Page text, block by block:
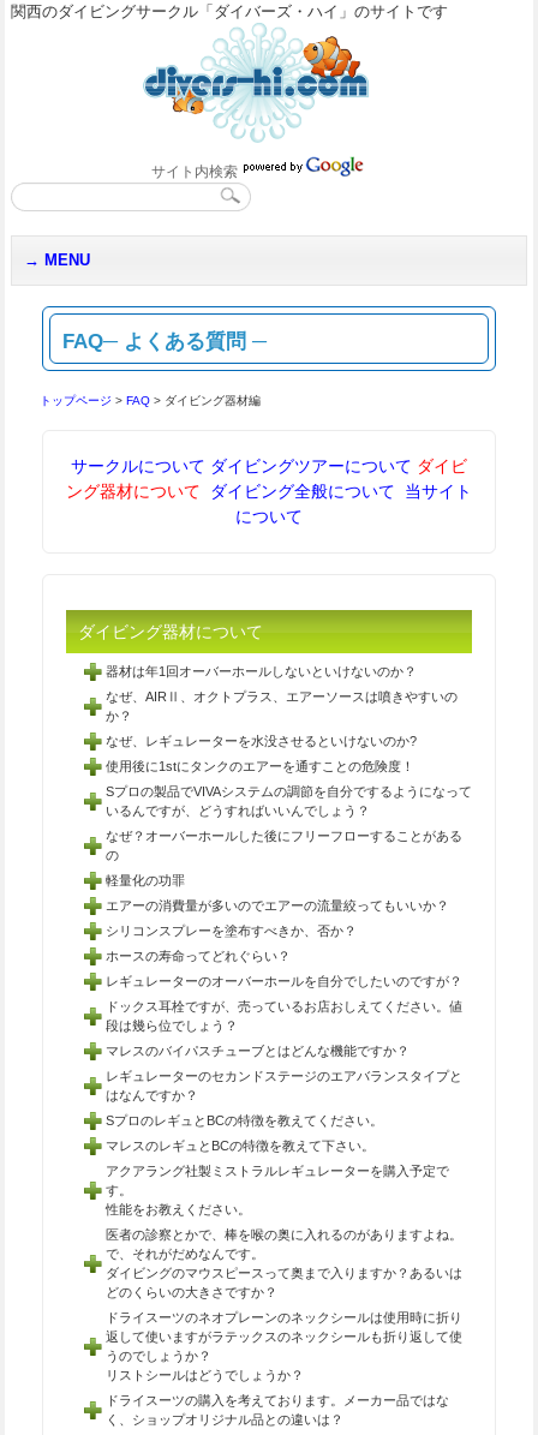
関西のダイビングサークル「ダイバーズ・ハイ」のサイトです
サイト内検索
MENU
FAQ─ よくある質問 ─
トップページ > FAQ> ダイビング器材編
サークルについて ダイビングツアーについて ダイビ
ング器材について
ダイビング全般について
当サイト
について
ダイビング器材について
器材は年1回オーバーホールしないといけないのか？
なぜ、AIRⅡ、オクトプラス、エアーソースは噴きやすいの
か？
なぜ、レギュレーターを水没させるといけないのか?
使用後に1stにタンクのエアーを通すことの危険度！
Sプロの製品でVIVAシステムの調節を自分でするようになって
いるんですが、どうすればいいんでしょう？
なぜ？オーバーホールした後にフリーフローすることがある
の
軽量化の功罪
エアーの消費量が多いのでエアーの流量絞ってもいいか？
シリコンスプレーを塗布すべきか、否か？
ホースの寿命ってどれぐらい？
レギュレーターのオーバーホールを自分でしたいのですが？
ドックス耳栓ですが、売っているお店おしえてください。値
段は幾ら位でしょう？
マレスのバイパスチューブとはどんな機能ですか？
レギュレーターのセカンドステージのエアバランスタイプと
はなんですか？
SプロのレギュとBCの特徴を教えてください。
マレスのレギュとBCの特徴を教えて下さい。
アクアラング社製ミストラルレギュレーターを購入予定で
す。
性能をお教えください。
医者の診察とかで、棒を喉の奥に入れるのがありますよね。
で、それがだめなんです。
ダイビングのマウスピースって奥まで入りますか？あるいは
どのくらいの大きさですか？
ドライスーツのネオプレーンのネックシールは使用時に折り
返して使いますがラテックスのネックシールも折り返して使
うのでしょうか？
リストシールはどうでしょうか？
ドライスーツの購入を考えております。メーカー品ではな
く、ショップオリジナル品との違いは？